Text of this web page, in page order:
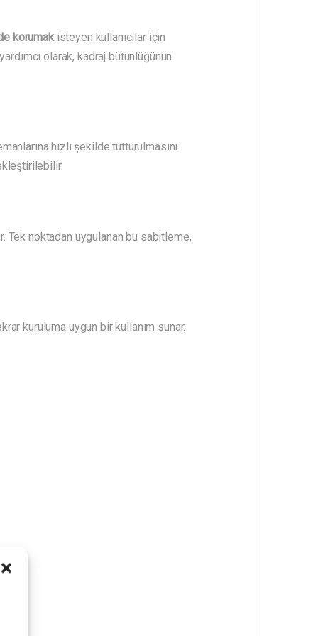
korumakisteyen kullanıcılar için
olarak, kadraj bütünlüğünün
hızlı şekilde tutturulmasını
Tek noktadan uygulanan bu sabitleme,
kuruluma uygun bir kullanım sunar.